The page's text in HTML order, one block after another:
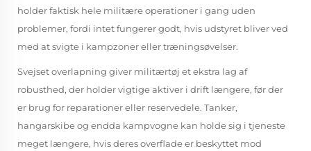
holder faktisk hele militære operationer i gang uden
problemer, fordi intet fungerer godt, hvis udstyret bliver ved
med at svigte i kampzoner eller træningsøvelser.
Svejset overlapning giver militærtøj et ekstra lag af
robusthed, der holder vigtige aktiver i drift længere, før der
er brug for reparationer eller reservedele. Tanker,
hangarskibe og endda kampvogne kan holde sig i tjeneste
meget længere, hvis deres overflade er beskyttet mod